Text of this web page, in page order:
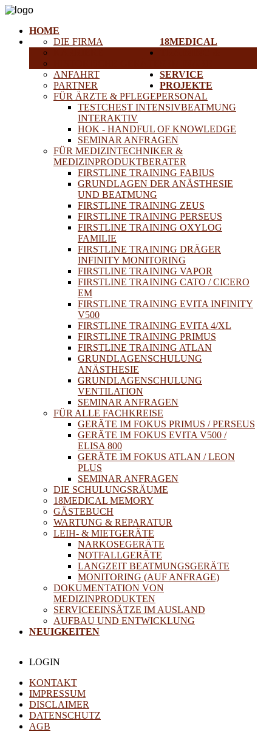
HOME
18MEDICAL
DIE FIRMA
ANFAHRT
PARTNER
FÜR ÄRZTE & PFLEGEPERSONAL
TESTCHEST INTENSIVBEATMUNG
INTERAKTIV
HOK - HANDFUL OF KNOWLEDGE
SEMINAR ANFRAGEN
FÜR MEDIZINTECHNIKER &
MEDIZINPRODUKTBERATER
FIRSTLINE TRAINING FABIUS
GRUNDLAGEN DER ANÄSTHESIE
UND BEATMUNG
FIRSTLINE TRAINING ZEUS
FIRSTLINE TRAINING PERSEUS
FIRSTLINE TRAINING OXYLOG
FAMILIE
FIRSTLINE TRAINING DRÄGER
INFINITY MONITORING
FIRSTLINE TRAINING VAPOR
FIRSTLINE TRAINING CATO / CICERO
EM
FIRSTLINE TRAINING EVITA INFINITY
V500
FIRSTLINE TRAINING EVITA 4/XL
FIRSTLINE TRAINING PRIMUS
FIRSTLINE TRAINING ATLAN
GRUNDLAGENSCHULUNG
ANÄSTHESIE
GRUNDLAGENSCHULUNG
VENTILATION
SEMINAR ANFRAGEN
FÜR ALLE FACHKREISE
GERÄTE IM FOKUS PRIMUS / PERSEUS
GERÄTE IM FOKUS EVITA V500 /
ELISA 800
GERÄTE IM FOKUS ATLAN / LEON
PLUS
SEMINAR ANFRAGEN
DIE SCHULUNGSRÄUME
18MEDICAL MEMORY
GÄSTEBUCH
SERVICE
WARTUNG & REPARATUR
LEIH- & MIETGERÄTE
NARKOSEGERÄTE
NOTFALLGERÄTE
LANGZEIT BEATMUNGSGERÄTE
MONITORING (AUF ANFRAGE)
DOKUMENTATION VON
MEDIZINPRODUKTEN
PROJEKTE
SERVICEEINSÄTZE IM AUSLAND
AUFBAU UND ENTWICKLUNG
NEUIGKEITEN
LOGIN
KONTAKT
IMPRESSUM
DISCLAIMER
DATENSCHUTZ
AGB